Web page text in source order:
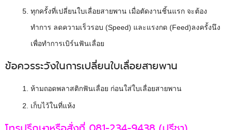
ทุกครั้งที่เปลี่ยนใบเลื่อยสายพาน เมื่อตัดงานชิ้นแรก จะต้อง
ทำการ ลดความเร็วรอบ (Speed) และแรงกด (Feed)ลงครั้งนึง
เพื่อทำการเบิร์นฟันเลื่อย
ข้อควรระวังในการเปลี่ยนใบเลื่อยสายพาน
ห้ามถอดพลาสติกฟันเลื่อย ก่อนใส่ใบเลื่อยสายพาน
เก็บไว้ในที่แห้ง